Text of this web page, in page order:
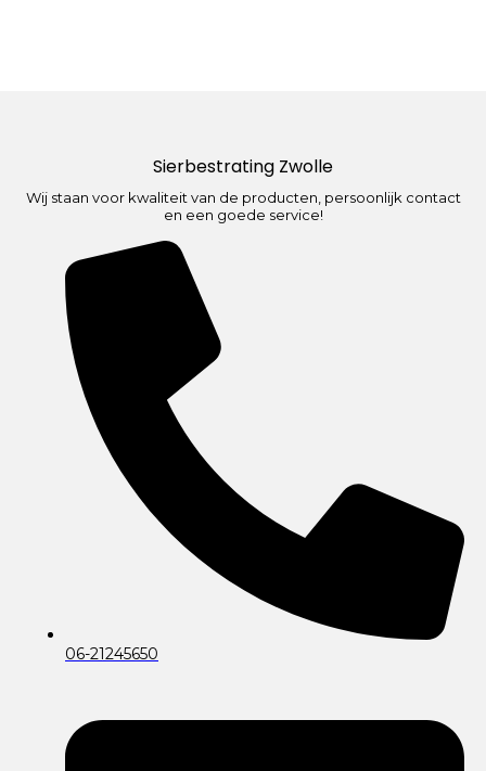
Sierbestrating Zwolle
Wij staan voor kwaliteit van de producten, persoonlijk contact
en een goede service!
06-21245650